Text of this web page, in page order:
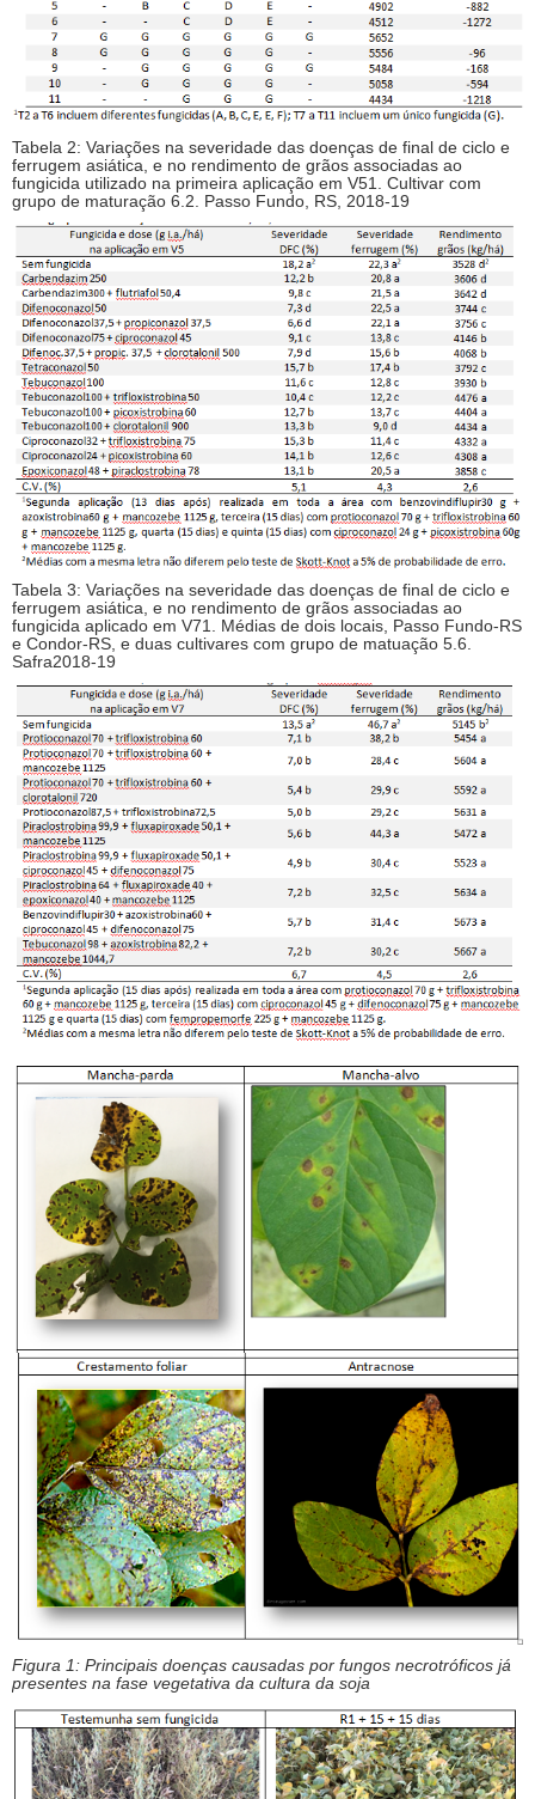
Tabela 2: Variações na severidade das doenças de final de ciclo e
ferrugem asiática, e no rendimento de grãos associadas ao
fungicida utilizado na primeira aplicação em V51. Cultivar com
grupo de maturação 6.2. Passo Fundo, RS, 2018-19
Tabela 3: Variações na severidade das doenças de final de ciclo e
ferrugem asiática, e no rendimento de grãos associadas ao
fungicida aplicado em V71. Médias de dois locais, Passo Fundo-RS
e Condor-RS, e duas cultivares com grupo de matuação 5.6.
Safra2018-19
Figura 1: Principais doenças causadas por fungos necrotróficos já
presentes na fase vegetativa da cultura da soja